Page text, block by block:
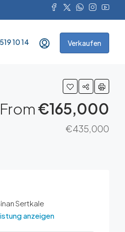
10 14 Verkaufen
From€165,000
€435,000
Sertkale
anzeigen